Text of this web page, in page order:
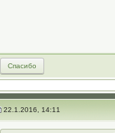
Спасибо
22.1.2016, 14:11